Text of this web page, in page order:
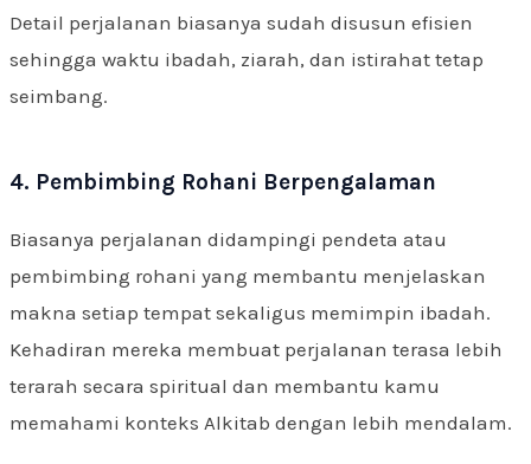
Detail perjalanan biasanya sudah disusun efisien
sehingga waktu ibadah, ziarah, dan istirahat tetap
seimbang.
4. Pembimbing Rohani Berpengalaman
Biasanya perjalanan didampingi pendeta atau
pembimbing rohani yang membantu menjelaskan
makna setiap tempat sekaligus memimpin ibadah.
Kehadiran mereka membuat perjalanan terasa lebih
terarah secara spiritual dan membantu kamu
memahami konteks Alkitab dengan lebih mendalam.